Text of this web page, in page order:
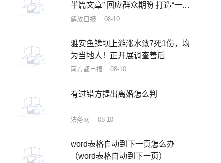
半篇文章” 回应群众期盼 打造“一流
公园”
解放日报 08-10
雅安鱼鳞坝上游涨水致7死1伤，均
为当地人！正开展调查善后
南方都市报 08-10
有过错方提出离婚怎么判
法务网 08-10
word表格自动到下一页怎么办
（word表格自动到下一页）